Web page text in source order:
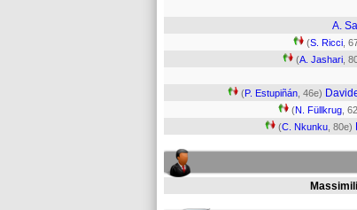
A.
(S. Ricci ,
(A. Jashari ,
(P. Estupiñán , 46e)
(N. Füllkrug ,
(C. Nkunku , 80e)